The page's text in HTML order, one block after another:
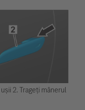
2. Trageți mânerul